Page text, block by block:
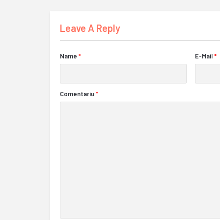
Leave A Reply
Name * E-Mail *
Comentariu*